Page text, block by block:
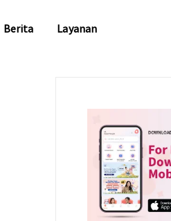
Berita Layanan